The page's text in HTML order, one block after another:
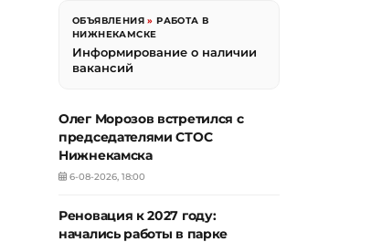
ОБЪЯВЛЕНИЯ »РАБОТА В
НИЖНЕКАМСКЕ
Информирование о наличии
вакансий
Олег Морозов встретился с
председателями СТОС
Нижнекамска
6-08-2026, 18:00
Реновация к 2027 году:
начались работы в парке